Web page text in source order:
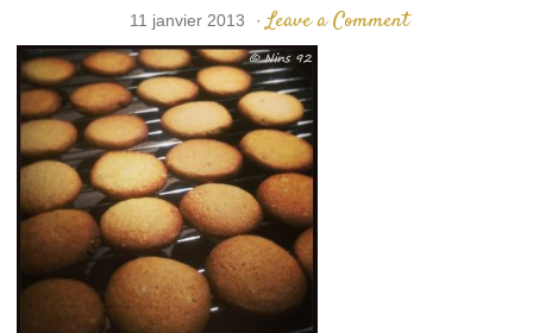
11 janvier 2013 · Leave a Comment